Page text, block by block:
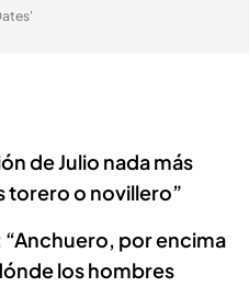
de Julio nada más
torero o novillero”
por encima
los hombres